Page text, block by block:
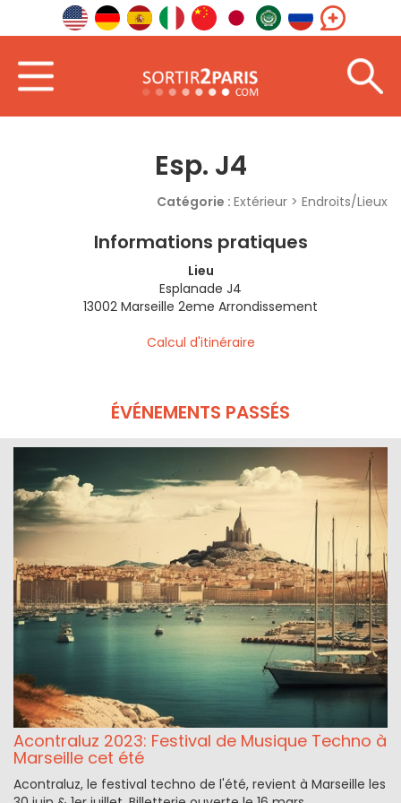
Esp. J4
Catégorie : Extérieur > Endroits/Lieux
Informations pratiques
Lieu
Esplanade J4
13002 Marseille 2eme Arrondissement
Calcul d'itinéraire
ÉVÉNEMENTS PASSÉS
Acontraluz 2023: Festival de Musique Techno à
Marseille cet été
Acontraluz, le festival techno de l'été, revient à Marseille les